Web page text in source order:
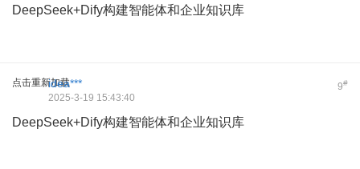
DeepSeek+Dify构建智能体和企业知识库
点击重新加载 9#
idea***
2025-3-19 15:43:40
DeepSeek+Dify构建智能体和企业知识库